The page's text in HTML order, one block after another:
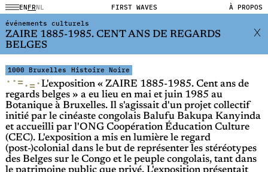
ENFRNL FIRST WAVES
À PROPOS
événements culturels
ZAIRE 1885-1985. CENT ANS DE REGARDS
BELGES
1000 Bruxelles Histoire Noire
· ·=·=·L'exposition « ZAIRE 1885-1985. Cent ans de
regards belges » a eu lieu en mai et juin 1985 au
Botanique à Bruxelles. Il s'agissait d'un projet collectif
initié par le cinéaste congolais Balufu Bakupa Kanyinda
et accueilli par l'ONG Coopération Éducation Culture
(CEC). L'exposition a mis en lumière le regard
(post-)colonial dans le but de représenter les stéréotypes
des Belges sur le Congo et le peuple congolais, tant dans